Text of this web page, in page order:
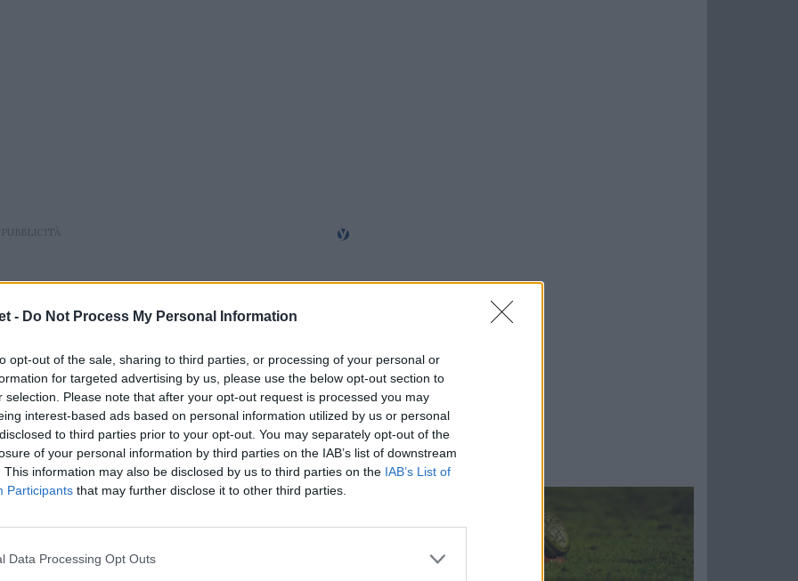
- Do Not Process My Personal Information
opt-out of the sale, sharing to third parties, or processing of your personal or
for targeted advertising by us, please use the below opt-out section to
selection. Please note that after your opt-out request is processed you may
interest-based ads based on personal information utilized by us or personal
to third parties prior to your opt-out. You may separately opt-out of the
of your personal information by third parties on the IAB’s list of downstream
This information may also be disclosed by us to third parties on the IAB’s List of
Participants that may further disclose it to other third parties.
Data Processing Opt Outs